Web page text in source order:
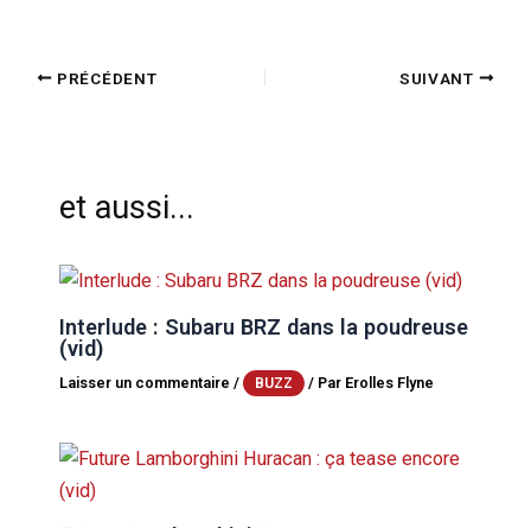
PRÉCÉDENT SUIVANT
et aussi...
Interlude : Subaru BRZ dans la poudreuse
(vid)
Laisser un commentaire / BUZZ / Par Erolles Flyne